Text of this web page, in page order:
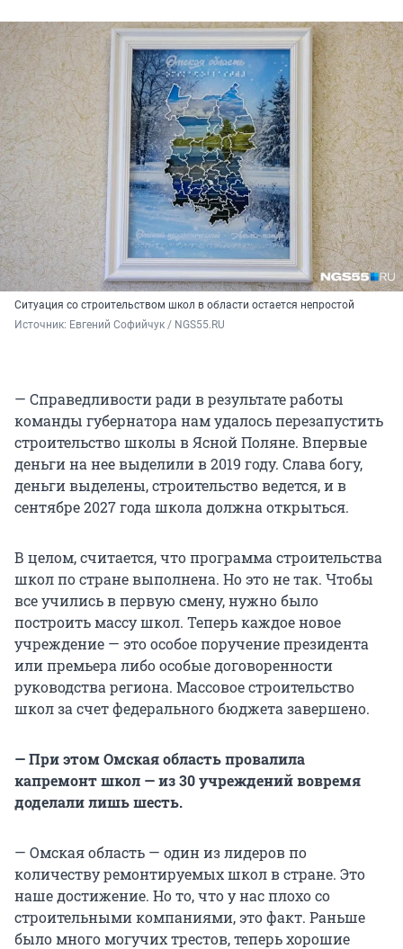
Ситуация со строительством школ в области остается непростой
Источник: Евгений Софийчук / NGS55.RU
— Справедливости ради в результате работы
команды губернатора нам удалось перезапустить
строительство школы в Ясной Поляне. Впервые
деньги на нее выделили в 2019 году. Слава богу,
деньги выделены, строительство ведется, и в
сентябре 2027 года школа должна открыться.
В целом, считается, что программа строительства
школ по стране выполнена. Но это не так. Чтобы
все учились в первую смену, нужно было
построить массу школ. Теперь каждое новое
учреждение — это особое поручение президента
или премьера либо особые договоренности
руководства региона. Массовое строительство
школ за счет федерального бюджета завершено.
— При этом Омская область провалила
капремонт школ — из 30 учреждений вовремя
доделали лишь шесть.
— Омская область — один из лидеров по
количеству ремонтируемых школ в стране. Это
наше достижение. Но то, что у нас плохо со
строительными компаниями, это факт. Раньше
было много могучих трестов, теперь хорошие